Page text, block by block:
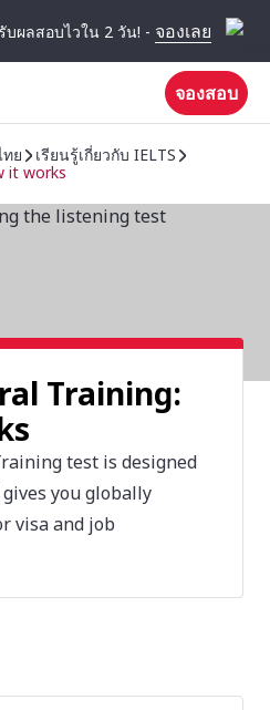
บผลสอบไวใน 2 วัน! - จองเลย
จองสอบ
ย
เรียนรู้เกี่ยวกับ IELTS
it works
Training:
test is designed
you globally
visa and job